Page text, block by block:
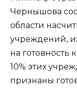
Чернышова
области
учреждений,
на готовность
10% этих
признаны